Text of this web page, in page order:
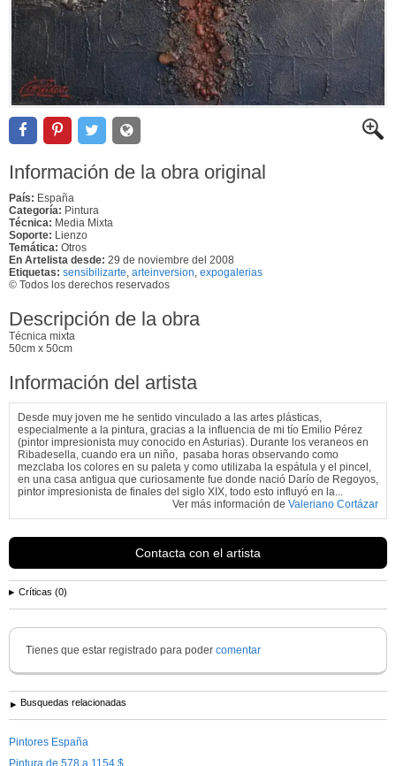
Información de la obra original
País: España
Categoría: Pintura
Técnica: Media Mixta
Soporte: Lienzo
Temática: Otros
En Artelista desde: 29 de noviembre del 2008
Etiquetas: sensibilizarte arteinversion expogalerias
© Todos los derechos reservados
Descripción de la obra
Técnica mixta
50cm x 50cm
Información del artista
Desde muy joven me he sentido vinculado a las artes plásticas,
especialmente a la pintura, gracias a la influencia de mi tío Emilio Pérez
(pintor impresionista muy conocido en Asturias). Durante los veraneos en
Ribadesella, cuando era un niño, pasaba horas observando como
mezclaba los colores en su paleta y como utilizaba la espátula y el pincel,
en una casa antigua que curiosamente fue donde nació Darío de Regoyos,
pintor impresionista de finales del siglo XIX, todo esto influyó en la...
Ver más información de Valeriano Cortázar
Contacta con el artista
Críticas (0)
Tienes que estar registrado para poder comentar
Busquedas relacionadas
Pintores España
Pintura de 578 a 1154 $